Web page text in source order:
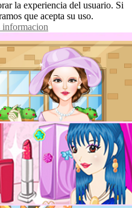
la experiencia del usuario. Si
que acepta su uso.
informacion